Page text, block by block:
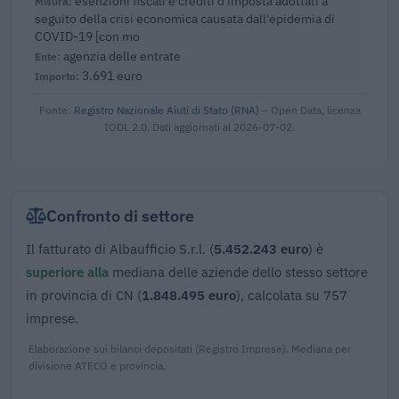
seguito della crisi economica causata dall'epidemia di
COVID-19 [con mo
agenzia delle entrate
3.691 euro
Fonte: Registro Nazionale Aiuti di Stato (RNA) – Open Data, licenza
IODL 2.0. Dati aggiornati al 2026-07-02.
Confronto di settore
Il fatturato di Albaufficio S.r.l. (5.452.243 euro) è
superiore alla mediana delle aziende dello stesso settore
in provincia di CN (1.848.495 euro), calcolata su 757
imprese.
Elaborazione sui bilanci depositati (Registro Imprese). Mediana per
divisione ATECO e provincia.